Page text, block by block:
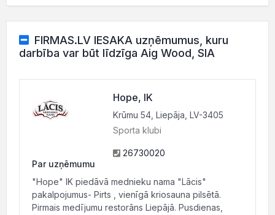
FIRMAS.LV IESAKA uzņēmumus, kuru
darbība var būt līdzīga Aig Wood, SIA
Hope, IK
Krūmu 54, Liepāja, LV-3405
Sporta klubi
26730020
Par uzņēmumu
"Hope" IK piedāvā mednieku nama "Lācis"
pakalpojumus- Pirts , vienīgā kriosauna pilsētā.
Pirmais medījumu restorāns Liepājā. Pusdienas,